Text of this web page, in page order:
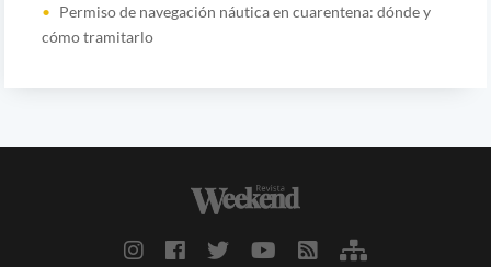
Permiso de navegación náutica en cuarentena: dónde y
cómo tramitarlo